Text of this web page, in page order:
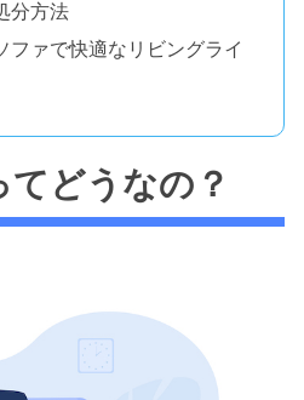
分方法
ファで快適なリビングライ
てどうなの？